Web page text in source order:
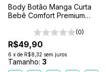
Body Botão Manga Curta
Bebê Comfort Premium
(0)
R$49,90
6 x de R$8,32 sem juros
Tamanho: 3